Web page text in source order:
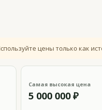
цены только как
Самая высокая цена
5 000 000 ₽